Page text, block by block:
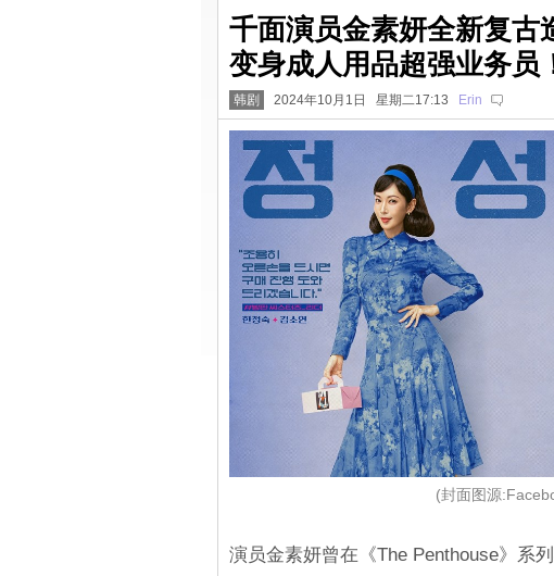
千面演员金素妍全新复古
变身成人用品超强业务员
韩剧 2024年10月1日 星期二17:13 Erin
(封面图源
演员金素妍曾在《The Penthouse》系